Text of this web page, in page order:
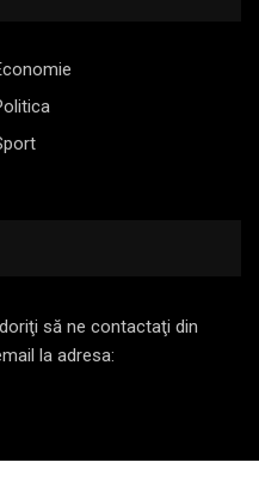
să ne contactaţi din
la adresa: